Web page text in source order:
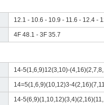
12.1 - 10.6 - 10.9 - 11.6 - 12.4 -
4F 48.1 - 3F 35.7
14-5(1,6,9)12(3,10)-
14=5(1,6,9)(10,12)3-
14-5(6,9)(1,10,12)(3,4)(2,16)(11,